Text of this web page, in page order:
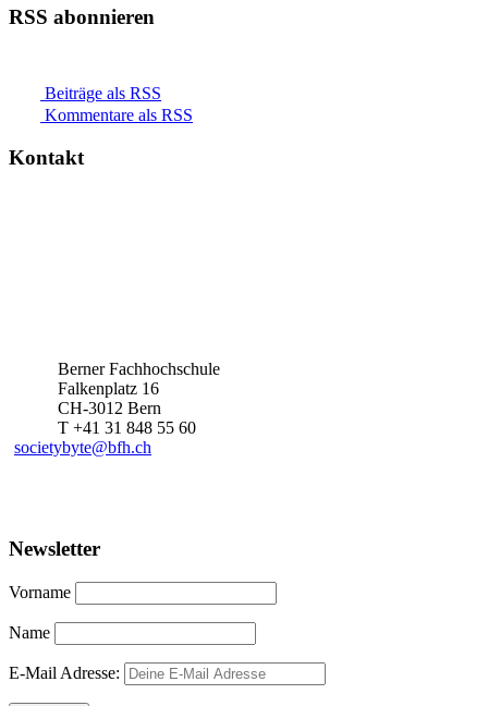
RSS abonnieren
Beiträge als RSS
Kommentare als RSS
Kontakt
Berner Fachhochschule
Falkenplatz 16
CH-3012 Bern
T +41 31 848 55 60
societybyte@bfh.ch
Newsletter
Vorname
Name
E-Mail Adresse: